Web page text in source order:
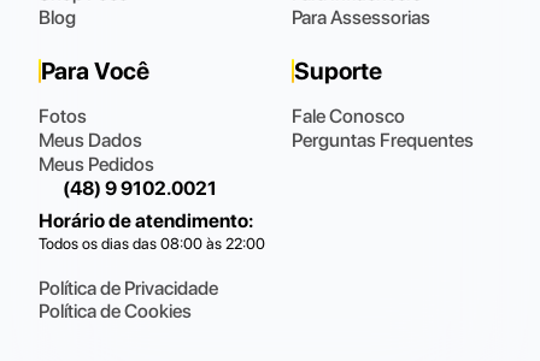
Blog
Para Assessorias
Para Você
Fotos
Meus Dados
Meus Pedidos
Suporte
Fale Conosco
Perguntas Frequentes
(48) 9 9102.0021
Horário de atendimento:
Todos os dias das 08:00 às 22:00
Política de Privacidade
Política de Cookies